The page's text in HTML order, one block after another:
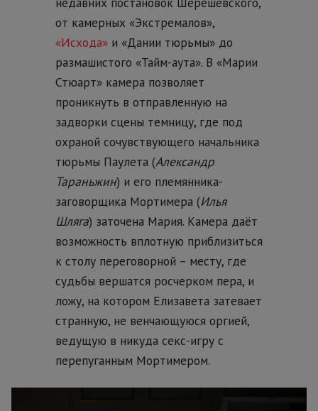
от камерных «Экстремалов»,
«Исхода»и «Дании тюрьмы» до
размашистого «Тайм-аута». В «Марии
Стюарт» камера позволяет
проникнуть в отправленную на
задворки сцены темницу, где под
охраной сочувствующего начальника
тюрьмы Паулета (Александр
Тараньжин) и его племянника-
заговорщика Мортимера (Илья
Шляга) заточена Мария. Камера даёт
возможность вплотную приблизиться
к столу переговорной – месту, где
судьбы вершатся росчерком пера, и
ложу, на котором Елизавета затевает
странную, не венчающуюся оргией,
ведущую в никуда секс-игру с
перепуганным Мортимером.